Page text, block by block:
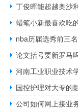
丁俊晖能超越奥沙
蜡笔小新最喜欢吃
nba历届选秀前三
论文括号要新罗马
河南工业职业技术
国控护理对大专的
公司如何网上接业